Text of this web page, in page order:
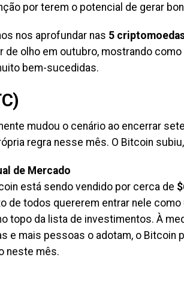
por terem o potencial de gerar
nos aprofundar nas 5
de olho em outubro, mostrando
bem-sucedidas.
mudou o cenário ao encerrar
regra nesse mês. O Bitcoin
de Mercado
está sendo vendido por cerca de
de todos quererem entrar nele
topo da lista de investimentos. À
e mais pessoas o adotam, o Bitcoin
neste mês.